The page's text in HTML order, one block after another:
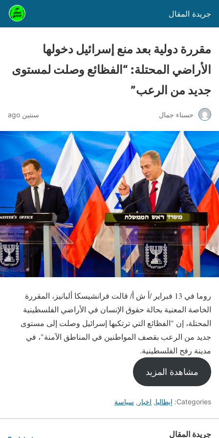
جريدة المقال
مقررة دولية بعد منع إسرائيل دخولها
الأراضي المحتلة: “الفظائع وصلت لمستوى
جديد من الرعب”
حسناء جمال سنتين ago
روما في 13 فبراير /أ ش أ/ قالت فرانشيسكا ألبانيز، المقررة
الخاصة المعنية بحالة حقوق الإنسان في الأراضي الفلسطينية
المحتلة، إن "الفظائع التي ترتكبها إسرائيل وصلت إلى مستوى
جديد من الرعب بقصف المواطنين في المناطق الآمنة"، في
مدينة رفح الفلسطينية.
مشاهدة المزيد
Categories: إيطاليا, اخبار , سياسة
جريدة المقال